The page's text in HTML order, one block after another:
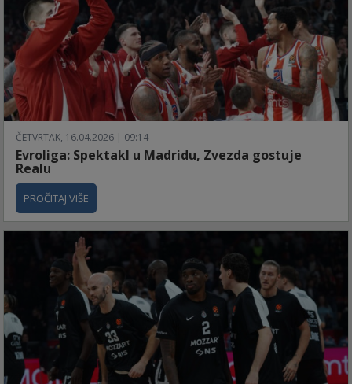
ČETVRTAK, 16.04.2026 | 09:14
Evroliga: Spektakl u Madridu, Zvezda gostuje
Realu
PROČITAJ VIŠE